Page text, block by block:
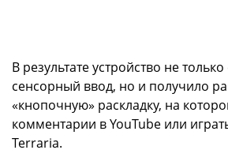
В результате устройство не
сенсорный ввод, но и получило
«кнопочную» раскладку, на
комментарии в YouTube или
Terraria.